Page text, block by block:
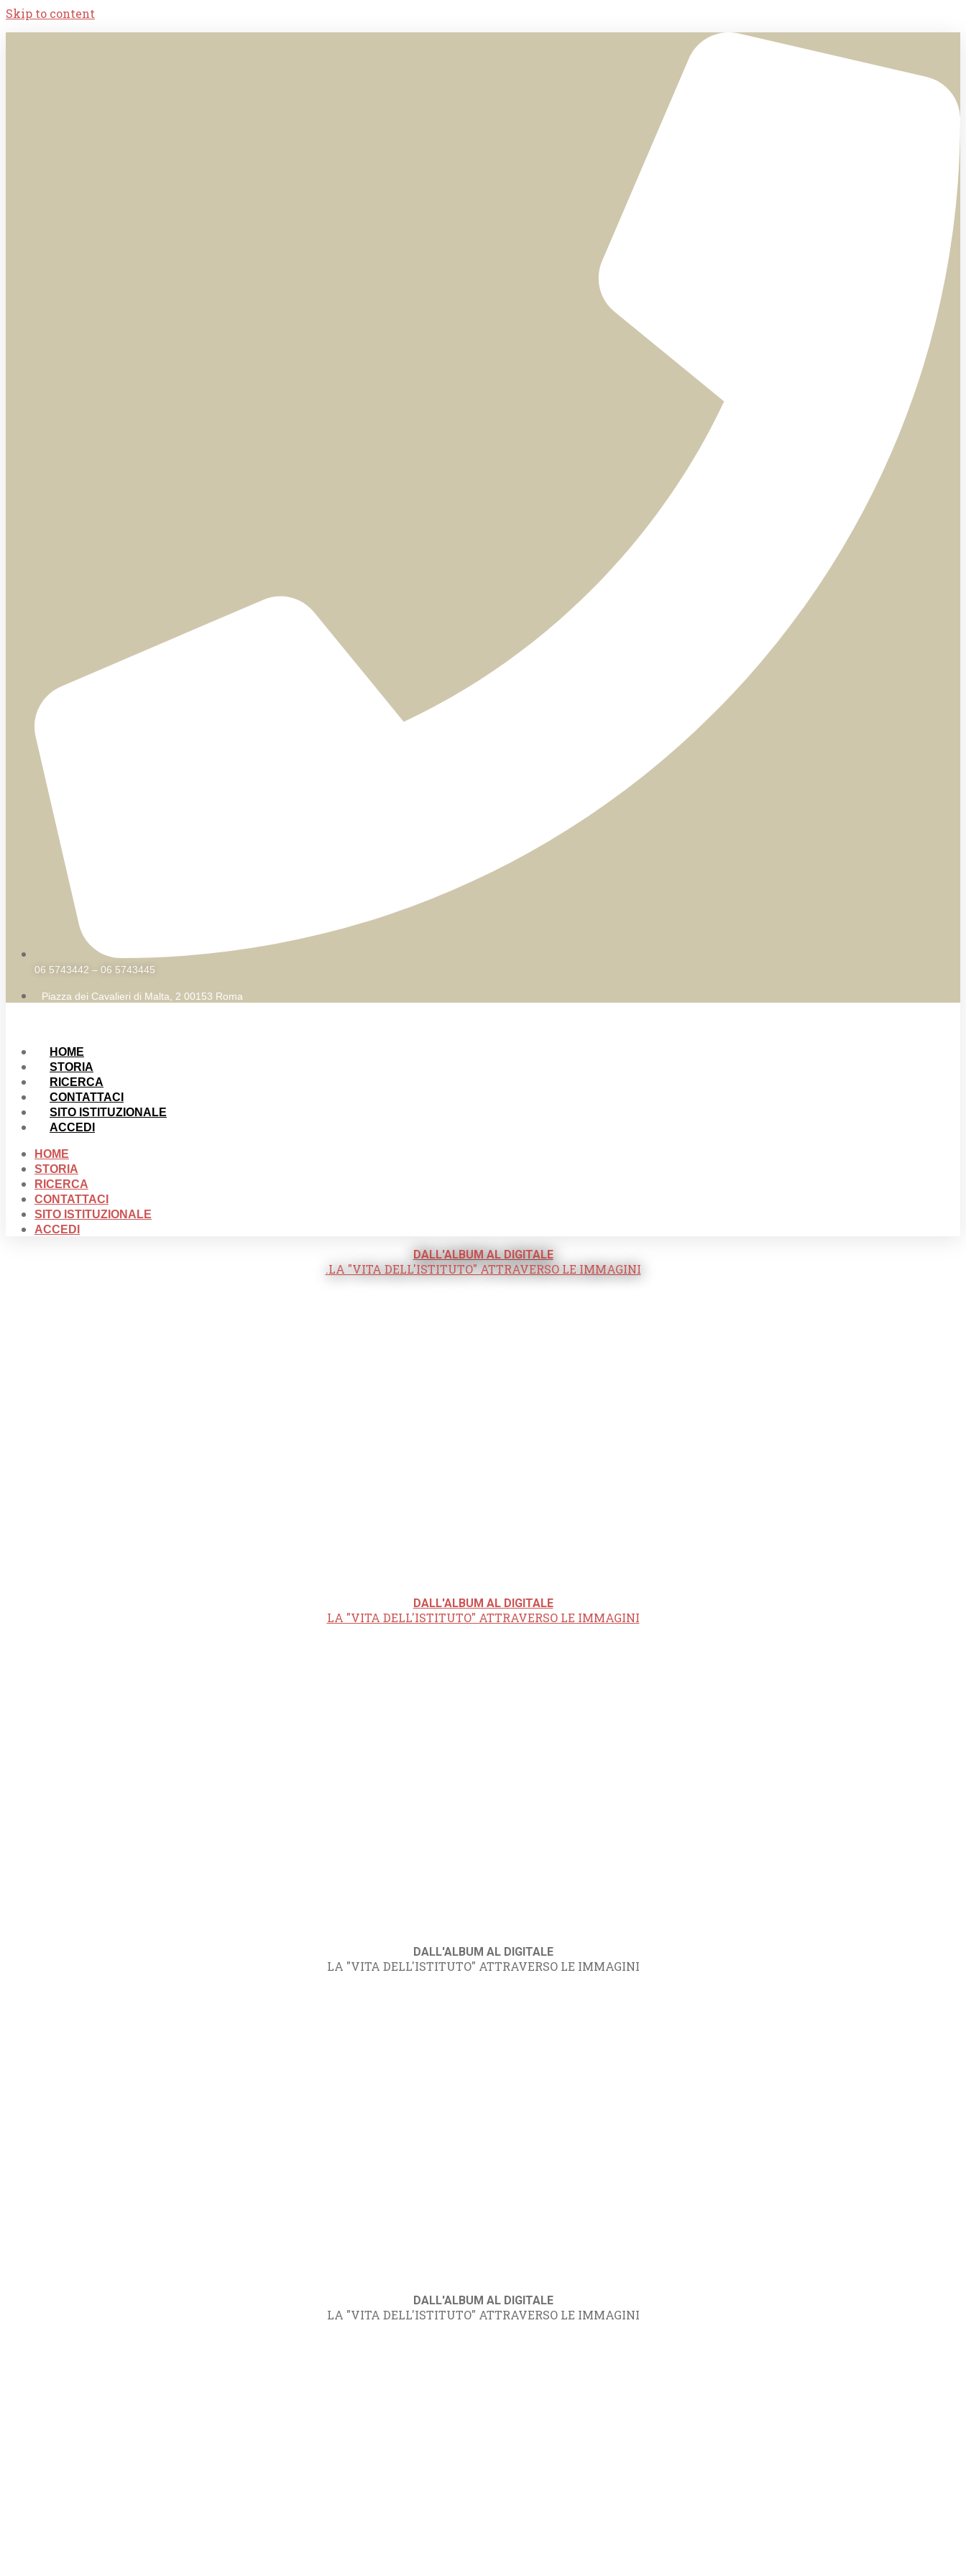
Skip to content
06 5743442 – 06 5743445
Piazza dei Cavalieri di Malta, 2 00153 Roma
HOME
STORIA
RICERCA
CONTATTACI
SITO ISTITUZIONALE
ACCEDI
HOME
STORIA
RICERCA
CONTATTACI
SITO ISTITUZIONALE
ACCEDI
DALL'ALBUM AL DIGITALE
.LA "VITA DELL'ISTITUTO" ATTRAVERSO LE IMMAGINI
DALL'ALBUM AL DIGITALE
LA "VITA DELL'ISTITUTO" ATTRAVERSO LE IMMAGINI
DALL'ALBUM AL DIGITALE
LA "VITA DELL'ISTITUTO" ATTRAVERSO LE IMMAGINI
DALL'ALBUM AL DIGITALE
LA "VITA DELL'ISTITUTO" ATTRAVERSO LE IMMAGINI